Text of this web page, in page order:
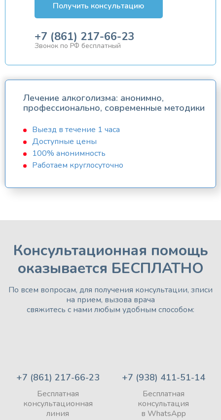
Получить консультацию
+7 (861) 217-66-23
Звонок по РФ бесплатный
Лечение алкоголизма: анонимно,
профессионально, современные методики
Выезд в течение 1 часа
Доступные цены
100% анонимность
Работаем круглосуточно
Консультационная помощь
оказывается БЕСПЛАТНО
По всем вопросам, для получения консультации, зписи
на прием, вызова врача
свяжитесь с нами любым удобным способом:
+7 (861) 217-66-23
Бесплатная
консультационная
линия
+7 (938) 411-51-14
Бесплатная
консультация
в WhatsApp